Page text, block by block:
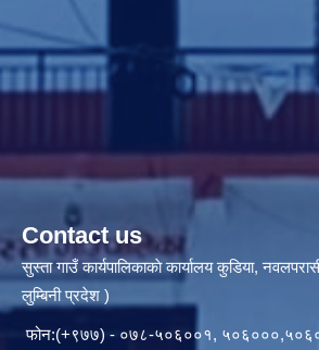
Contact us
सुस्ता गाउँ कार्यपालिकाकाे कार्यालय कुडिया,
लुम्बिनी प्रदेश )
फोन:(+९७७) - ०७८-५०६००१,